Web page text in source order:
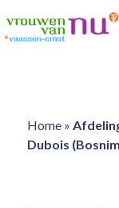
Home»
Dubois